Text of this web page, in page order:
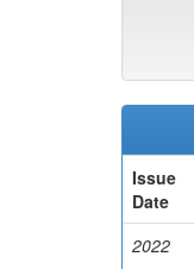
Issue
Date
2022